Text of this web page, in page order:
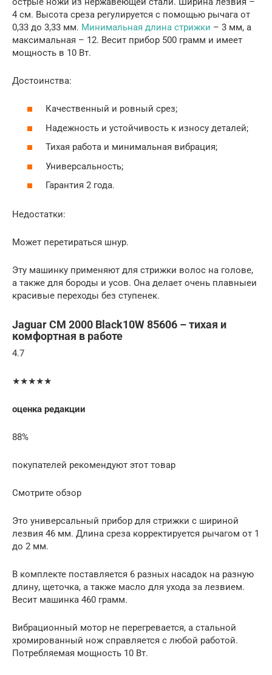
4 см. Высота среза регулируется с помощью рычага от
0,33 до 3,33 мм. Минимальная длина стрижки – 3 мм, а
максимальная – 12. Весит прибор 500 грамм и имеет
мощность в 10 Вт.
Достоинства:
Качественный и ровный срез;
Надежность и устойчивость к износу деталей;
Тихая работа и минимальная вибрация;
Универсальность;
Гарантия 2 года.
Недостатки:
Может перетираться шнур.
Эту машинку применяют для стрижки волос на голове,
а также для бороды и усов. Она делает очень плавныеи
красивые переходы без ступенек.
Jaguar CM 2000 Black10W 85606 – тихая и
комфортная в работе
4.7
★★★★★
оценка редакции
88%
покупателей рекомендуют этот товар
Смотрите обзор
Это универсальный прибор для стрижки с шириной
лезвия 46 мм. Длина среза корректируется рычагом от 1
до 2 мм.
В комплекте поставляется 6 разных насадок на разную
длину, щеточка, а также масло для ухода за лезвием.
Весит машинка 460 грамм.
Вибрационный мотор не перегревается, а стальной
хромированный нож справляется с любой работой.
Потребляемая мощность 10 Вт.